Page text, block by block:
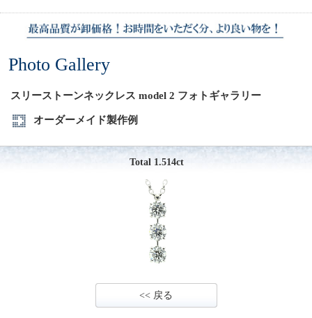
Photo Gallery
スリーストーンネックレス model 2 フォトギャラリー
オーダーメイド製作例
Total 1.514ct
<< 戻る